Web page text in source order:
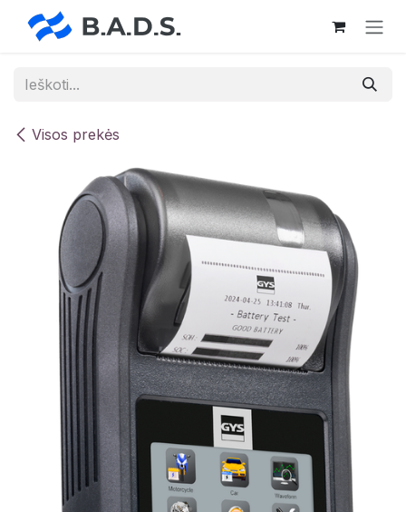
Skip to Content
Visos prekės